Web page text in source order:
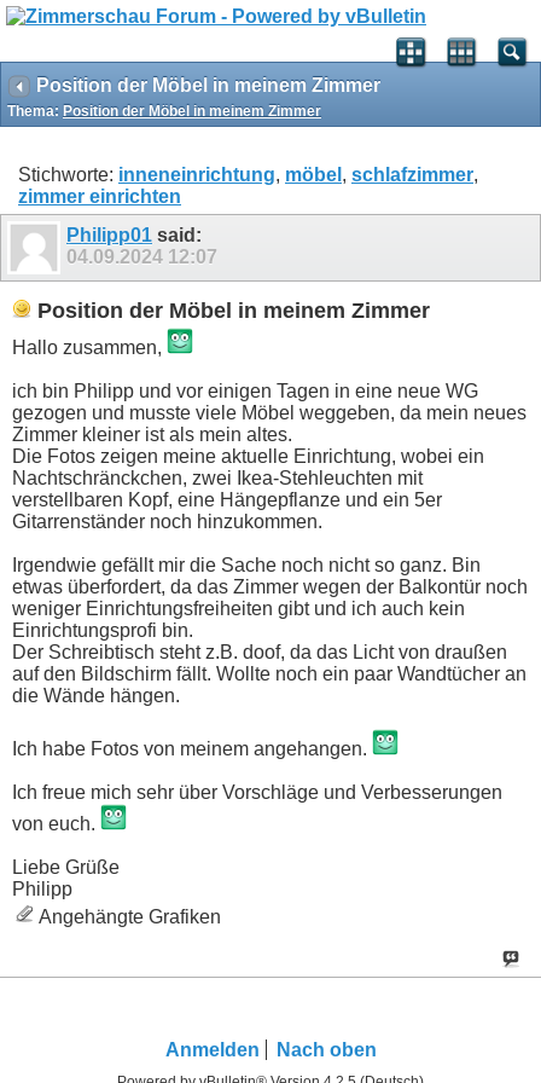
Position der Möbel in meinem Zimmer
Thema: Position der Möbel in meinem Zimmer
Stichworte: inneneinrichtung, möbel , schlafzimmer,
zimmer einrichten
Philipp01 said:
04.09.2024 12:07
Position der Möbel in meinem Zimmer
Hallo zusammen,
ich bin Philipp und vor einigen Tagen in eine neue WG
gezogen und musste viele Möbel weggeben, da mein neues
Zimmer kleiner ist als mein altes.
Die Fotos zeigen meine aktuelle Einrichtung, wobei ein
Nachtschränckchen, zwei Ikea-Stehleuchten mit
verstellbaren Kopf, eine Hängepflanze und ein 5er
Gitarrenständer noch hinzukommen.
Irgendwie gefällt mir die Sache noch nicht so ganz. Bin
etwas überfordert, da das Zimmer wegen der Balkontür noch
weniger Einrichtungsfreiheiten gibt und ich auch kein
Einrichtungsprofi bin.
Der Schreibtisch steht z.B. doof, da das Licht von draußen
auf den Bildschirm fällt. Wollte noch ein paar Wandtücher an
die Wände hängen.
Ich habe Fotos von meinem angehangen.
Ich freue mich sehr über Vorschläge und Verbesserungen
von euch.
Liebe Grüße
Philipp
Angehängte Grafiken
Anmelden Nach oben